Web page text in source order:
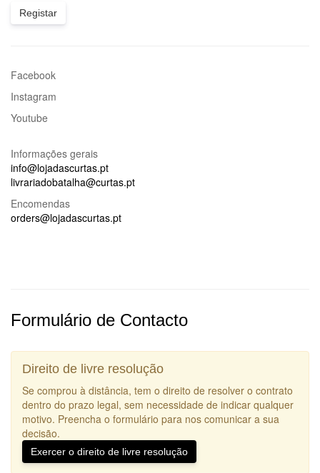
Registar
Facebook
Instagram
Youtube
Informações gerais
info@lojadascurtas.pt
livrariadobatalha@curtas.pt
Encomendas
orders@lojadascurtas.pt
Formulário de Contacto
Direito de livre resolução
Se comprou à distância, tem o direito de resolver o contrato
dentro do prazo legal, sem necessidade de indicar qualquer
motivo. Preencha o formulário para nos comunicar a sua
decisão.
Exercer o direito de livre resolução